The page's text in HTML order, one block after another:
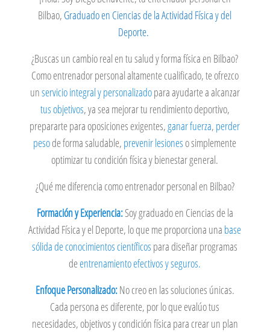
Bilbao, Graduado en Ciencias de la Actividad Física y del
Deporte.
¿Buscas un cambio real en tu salud y forma física en Bilbao?
Como entrenador personal altamente cualificado, te ofrezco
unservicio integral y personalizadopara ayudarte a alcanzar
tus objetivos, ya sea mejorar tu rendimiento deportivo,
prepararte para oposiciones exigentes,ganar fuerza, perder
pesode forma saludable, prevenir lesioneso simplemente
optimizar tu condición física y bienestar general.
¿Qué me diferencia como entrenador personal en Bilbao?
Formación y Experiencia:Soy graduado en Ciencias de la
Actividad Física y el Deporte, lo que me proporciona una base
sólida de conocimientos científicos para diseñar programas
deentrenamiento efectivos y seguros.
Enfoque Personalizado:No creo en las soluciones únicas.
Cada persona es diferente, por lo que evalúo tus
necesidades, objetivos y condición física para crear un plan